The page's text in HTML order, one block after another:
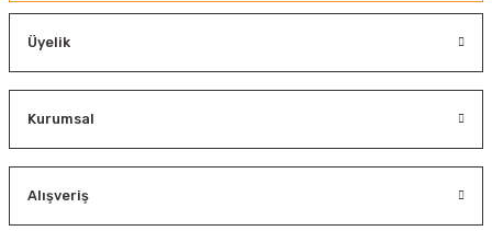
Üyelik
Kurumsal
Alışveriş